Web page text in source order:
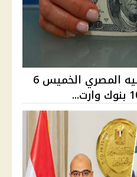
سعر الدولار مقابل الجنيه المصري الخميس 6